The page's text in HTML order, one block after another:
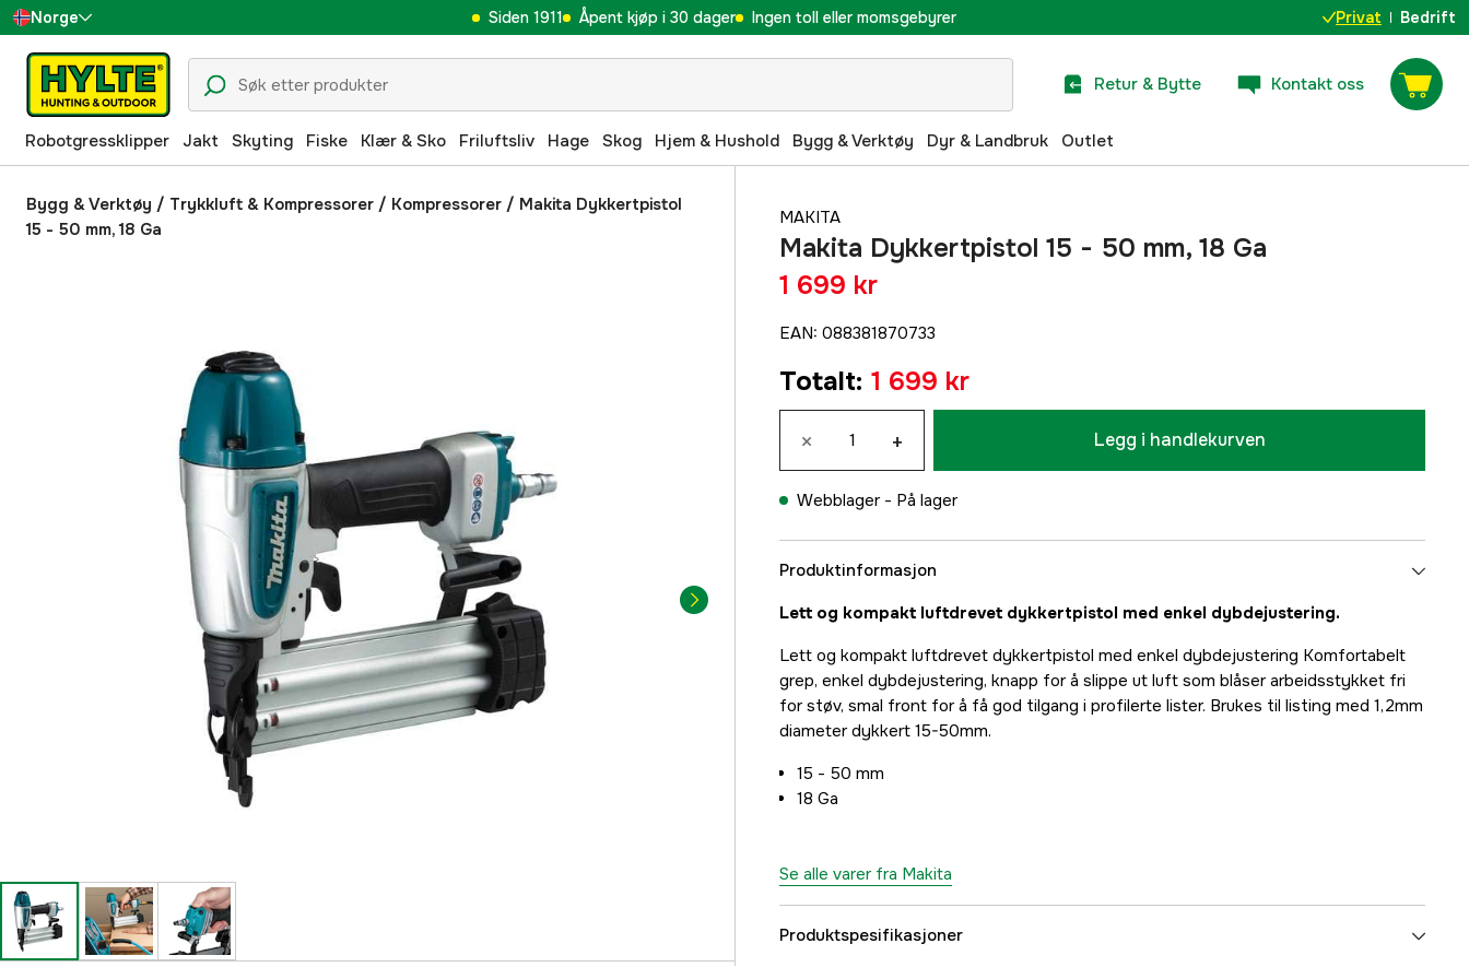
Norge
Sverige
Danmark
Suomi
Deutschland
Siden 1911 Åpent kjøp i 30 dager Ingen toll eller momsgebyrer Privat Bedrift
Retur & Bytte Kontakt oss
Robotgressklipper Jakt Skyting Fiske Klær & Sko Friluftsliv Hage Skog Hjem & Hushold Bygg & Verktøy Dyr & Landbruk Outlet
Bygg & Verktøy / Trykkluft & Kompressorer / Kompressorer / Makita Dykkertpistol
15 - 50 mm, 18 Ga
MAKITA
Makita Dykkertpistol 15 - 50 mm, 18 Ga
1 699 kr
EAN: 088381870733
Totalt: 1 699 kr
× + Legg i handlekurven
Webblager - På lager
Produktinformasjon
Lett og kompakt luftdrevet dykkertpistol med enkel dybdejustering.
Lett og kompakt luftdrevet dykkertpistol med enkel dybdejustering Komfortabelt
grep, enkel dybdejustering, knapp for å slippe ut luft som blåser arbeidsstykket fri
for støv, smal front for å få god tilgang i profilerte lister. Brukes til listing med 1,2mm
diameter dykkert 15-50mm.
15 - 50 mm
18 Ga
Se alle varer fra Makita
Produktspesifikasjoner